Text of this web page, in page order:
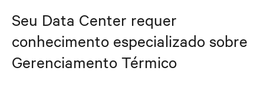
Seu Data Center requer
conhecimento especializado sobre
Gerenciamento Térmico